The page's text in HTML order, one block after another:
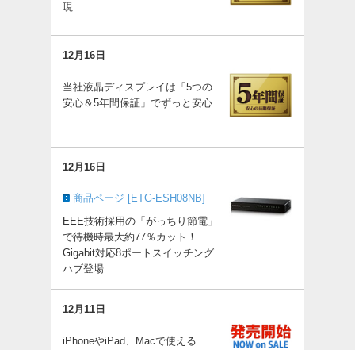
現
12月16日
当社液晶ディスプレイは「5つの
安心＆5年間保証」でずっと安心
12月16日
商品ページ [ETG-ESH08NB]
EEE技術採用の「がっちり節電」
で待機時最大約77％カット！
Gigabit対応8ポートスイッチング
ハブ登場
12月11日
iPhoneやiPad、Macで使える